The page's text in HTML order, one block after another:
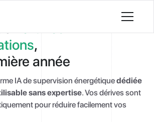
15% vos
,
année
IA de supervision énergétiquedédiée
sans expertise. Vos dérives sont
pour réduire facilement vos